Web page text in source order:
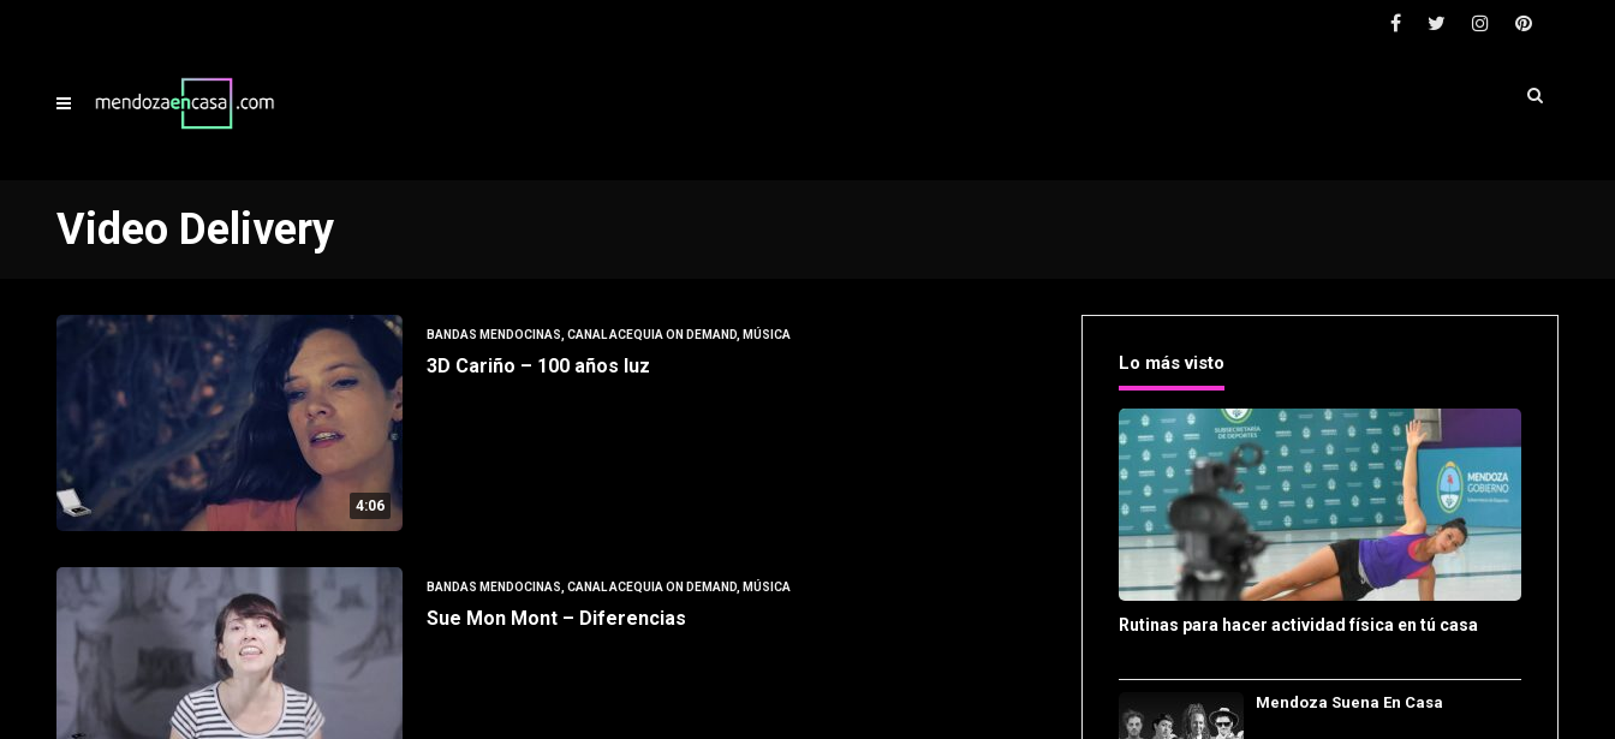
Video Delivery
4:06
BANDAS MENDOCINAS CANAL ACEQUIA ON DEMAND MÚSICA
3D Cariño – 100 años luz
BANDAS MENDOCINAS CANAL ACEQUIA ON DEMAND MÚSICA
Sue Mon Mont – Diferencias
Lo más visto
Rutinas para hacer actividad física en tú casa
Mendoza Suena En Casa